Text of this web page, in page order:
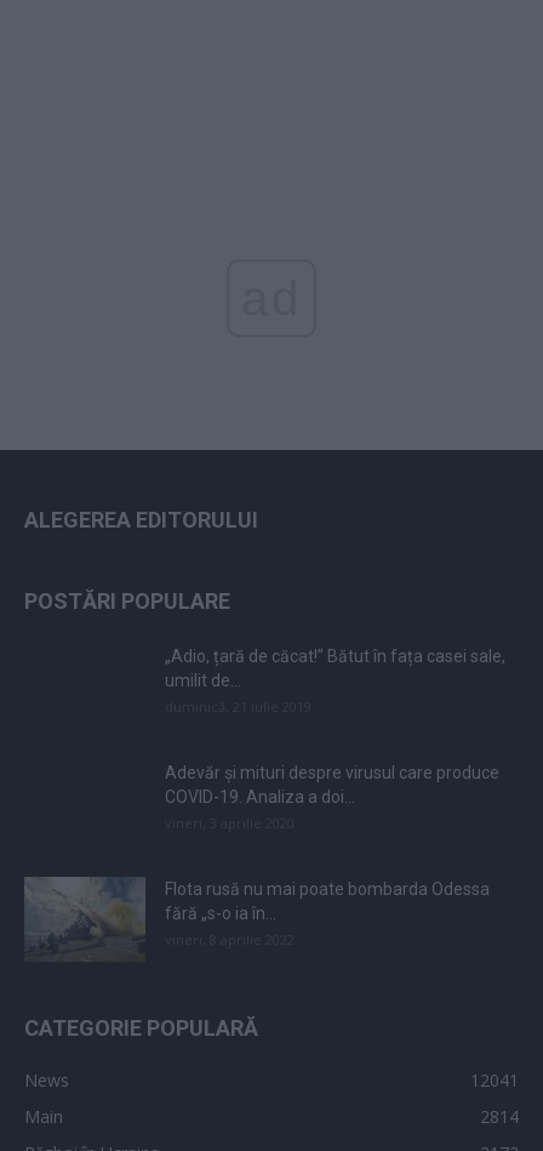
ALEGEREA EDITORULUI
POSTĂRI POPULARE
„Adio, țară de căcat!” Bătut în fața casei sale,
umilit de...
Adevăr și mituri despre virusul care produce
COVID-19. Analiza a doi...
Flota rusă nu mai poate bombarda Odessa
fără „s-o ia în...
CATEGORIE POPULARĂ
News
12041
Main
2814